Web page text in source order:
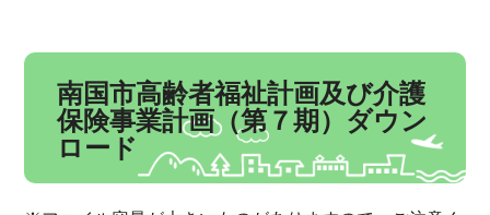
南国市高齢者福祉計画及び介護
保険事業計画（第７期）ダウン
ロード